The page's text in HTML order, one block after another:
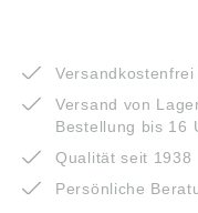
Versand von
Bestellung bis 16
Qualität seit 1938
Persönliche